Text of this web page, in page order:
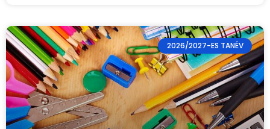
2026/2027-ES TANÉV